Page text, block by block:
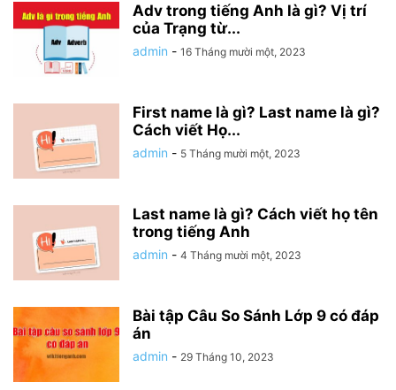
Adv trong tiếng Anh là gì? Vị trí
của Trạng từ...
admin - 16 Tháng mười một, 2023
First name là gì? Last name là gì?
Cách viết Họ...
admin - 5 Tháng mười một, 2023
Last name là gì? Cách viết họ tên
trong tiếng Anh
admin - 4 Tháng mười một, 2023
Bài tập Câu So Sánh Lớp 9 có đáp
án
admin - 29 Tháng 10, 2023